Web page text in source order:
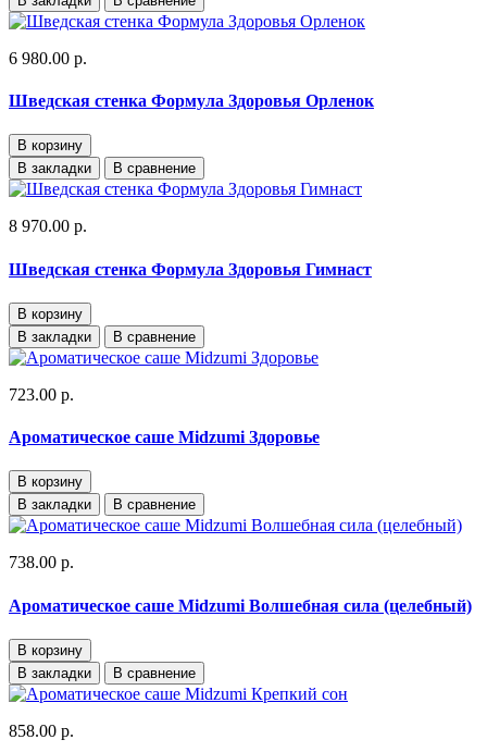
6 980.00 р.
Шведская стенка Формула Здоровья Орленок
В корзину
В закладки
В сравнение
8 970.00 р.
Шведская стенка Формула Здоровья Гимнаст
В корзину
В закладки
В сравнение
723.00 р.
Ароматическое саше Midzumi Здоровье
В корзину
В закладки
В сравнение
738.00 р.
Ароматическое саше Midzumi Волшебная сила (целебный)
В корзину
В закладки
В сравнение
858.00 р.